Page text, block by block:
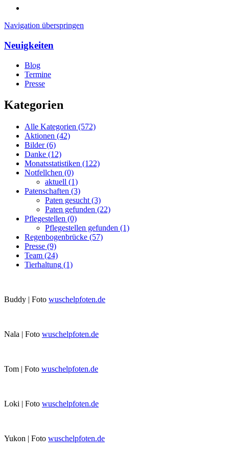
Navigation überspringen
Neuigkeiten
Blog
Termine
Presse
Kategorien
Alle Kategorien (572)
Aktionen (42)
Bilder (6)
Danke (12)
Monatsstatistiken (122)
Notfellchen (0)
aktuell (1)
Patenschaften (3)
Paten gesucht (3)
Paten gefunden (22)
Pflegestellen (0)
Pflegestellen gefunden (1)
Regenbogenbrücke (57)
Presse (9)
Team (24)
Tierhaltung (1)
Buddy | Foto wuschelpfoten.de
Nala | Foto wuschelpfoten.de
Tom | Foto wuschelpfoten.de
Loki | Foto wuschelpfoten.de
Yukon | Foto wuschelpfoten.de